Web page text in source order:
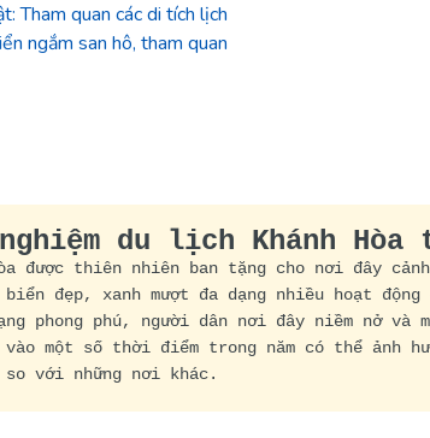
Tham quan các di tích lịch
ngắm san hô, tham quan
du lịch Khánh Hòa
được thiên nhiên ban tặng cho nơi đây
biển đẹp, xanh mượt đa dạng nhiều hoạt
phong phú, người dân nơi đây niềm nở
vào một số thời điểm trong năm có thể
so với những nơi khác.